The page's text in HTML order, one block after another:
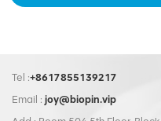
Tel :+8617855139217
Email : joy@biopin.vip